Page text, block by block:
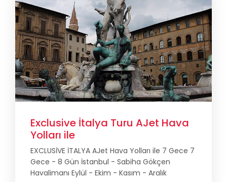
Exclusive İtalya Turu AJet Hava
Yolları ile
EXCLUSİVE İTALYA AJet Hava Yolları ile 7 Gece 7
Gece - 8 Gün İstanbul - Sabiha Gökçen
Havalimanı Eylül - Ekim - Kasım - Aralık